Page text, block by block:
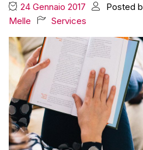
24 Gennaio 2017 Posted
Melle
Services